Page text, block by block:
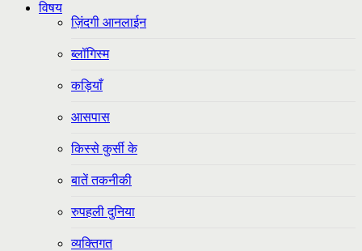
विषय
ज़िंदगी आनलाईन
ब्लॉगिस्म
कड़ियाँ
आसपास
किस्से कुर्सी के
बातें तकनीकी
रुपहली दुनिया
व्यक्तिगत